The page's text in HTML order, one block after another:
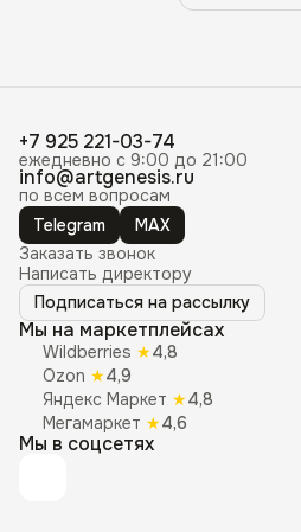
+7 925 221-03-74
ежедневно с 9:00 до 21:00
info@artgenesis.ru
по всем вопросам
Telegram
MAX
Заказать звонок
Написать директору
Подписаться на рассылку
Мы на маркетплейсах
Wildberries ★4,8
Ozon ★4,9
Яндекс Маркет ★4,8
Мегамаркет ★4,6
Мы в соцсетях